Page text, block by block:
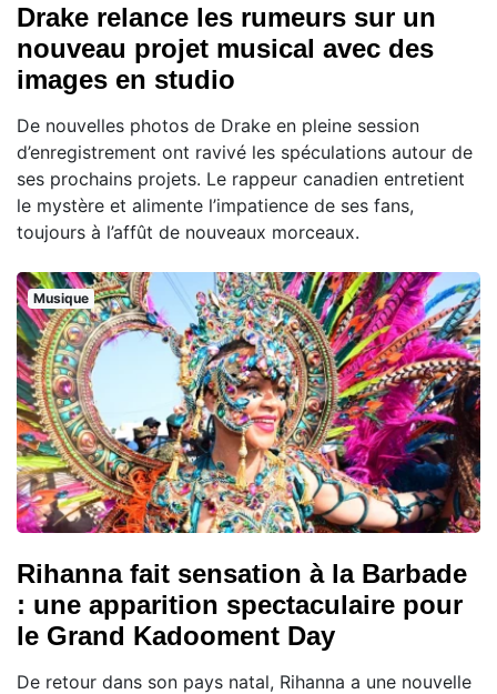
Drake relance les rumeurs sur un
nouveau projet musical avec des
images en studio
De nouvelles photos de Drake en pleine session
d’enregistrement ont ravivé les spéculations autour de
ses prochains projets. Le rappeur canadien entretient
le mystère et alimente l’impatience de ses fans,
toujours à l’affût de nouveaux morceaux.
Musique
Rihanna fait sensation à la Barbade
: une apparition spectaculaire pour
le Grand Kadooment Day
De retour dans son pays natal, Rihanna a une nouvelle